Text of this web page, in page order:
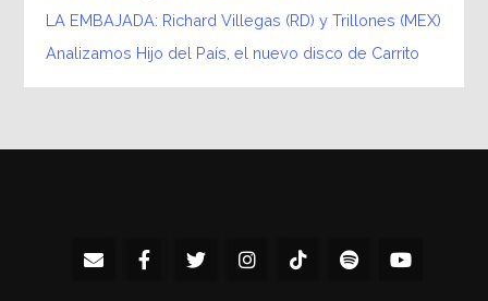
LA EMBAJADA: Richard Villegas (RD) y Trillones (MEX)
Analizamos Hijo del País, el nuevo disco de Carrito